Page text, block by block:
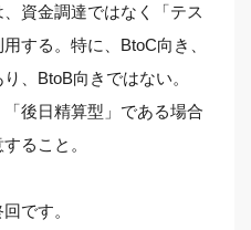
資金調達ではなく「テス
する。特に、BtoC向き、
、BtoB向きではない。
後日精算型」である場合
ること。
です。